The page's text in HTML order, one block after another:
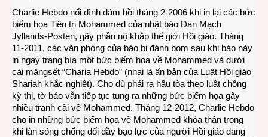
Charlie Hebdo nổi đình đám hồi tháng 2-2006 khi in lại các bức
biếm họa Tiên tri Mohammed của nhật báo Đan Mạch
Jyllands-Posten, gây phẫn nộ khắp thế giới Hồi giáo. Tháng
11-2011, các văn phòng của báo bị đánh bom sau khi báo này
in ngay trang bìa một bức biếm họa về Mohammed và dưới
cái măngsết “Charia Hebdo” (nhại là ấn bản của Luật Hồi giáo
Shariah khắc nghiệt). Cho dù phải ra hầu tòa theo luật chống
kỳ thị, tờ báo vẫn tiếp tục tung ra những bức biếm họa gây
nhiều tranh cãi về Mohammed. Tháng 12-2012, Charlie Hebdo
cho in những bức biếm họa vẽ Mohammed khỏa thân trong
khi làn sóng chống đối đầy bạo lực của người Hồi giáo đang